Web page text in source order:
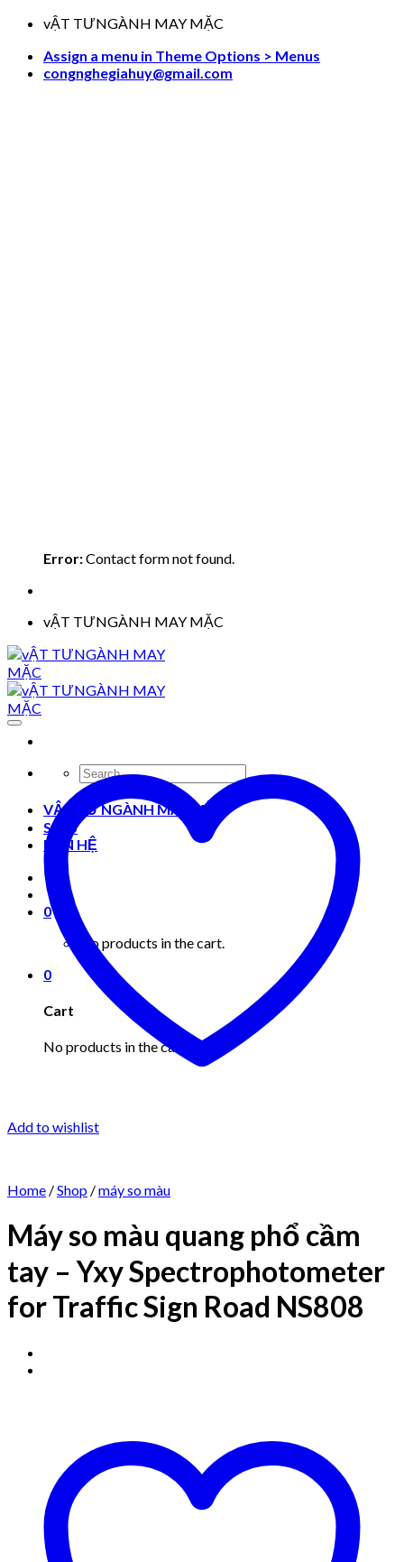
Skip
content
vẬT TƯNGÀNH MAY MẶC
Assign a menu in Theme Options > Menus
congnghegiahuy@gmail.com
Error:Contact form not found.
vẬT TƯNGÀNH MAY MẶC
Search
for:
VẬT TƯ NGÀNH MAY MẶC
Shop
LIÊN HỆ
0
No products in the cart.
0
Cart
No products in the cart.
Add to wishlist
Home /Shop /máy so màu
Máy so màu quang phổ cầm
tay – Yxy Spectrophotometer
for Traffic Sign Road NS808